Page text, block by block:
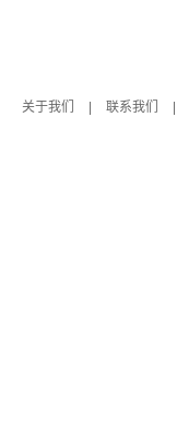
关于我们
联系我们